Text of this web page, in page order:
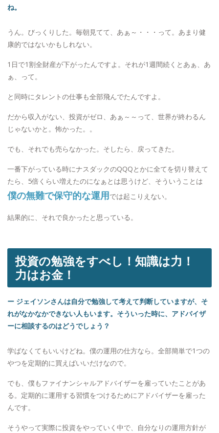
ね。
うん。びっくりした。毎朝見てて、あぁ～・・・って。あまり健
康的ではないかもしれない。
1日で1割全財産が下がったんですよ。それが1週間続くとあぁ、あ
ぁ、って。
と同時にタレントの仕事も全部飛んでたんですよ。
だから収入がない、投資がゼロ、あぁ～～って、世界が終わるん
じゃないかと。怖かった。。
でも、それでも売らなかった。そしたら、戻ってきた。
一番下がっている時にナスダックのQQQとかに全てを切り替えて
たら、5倍くらい増えたのになぁとは思うけど、そういうことは
僕の無難で保守的な運用では起こりえない。
結果的に、それで良かったと思っている。
投資の勉強をすべし！知識は力！
力はお金！
ー ジェイソンさんは自分で勉強して考えて判断していますが、そ
れがなかなかできない人もいます。そういった時に、アドバイザ
ーに相談するのはどうでしょう？
学ばなくてもいいけどね。僕の運用の仕方なら。全部簡単で1つの
やつを定期的に買えばいいだけなので。
でも、僕もファイナンシャルアドバイザーを雇っていたことがあ
る。定期的に運用する習慣をつけるためにアドバイザーを雇った
んです。
そうやって実際に投資をやっていく中で、自分なりの運用方針が